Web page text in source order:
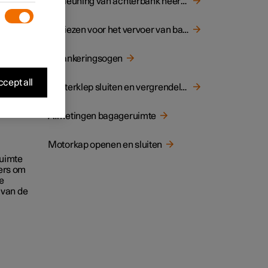
om
de
Adviezen voor het vervoer van bagage
Verankeringsogen
Achterklep sluiten en vergrendelen met knop
Afmetingen bagageruimte
Motorkap openen en sluiten
all